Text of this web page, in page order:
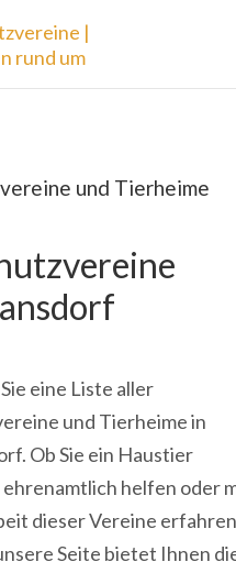
und Tierheime
eine Liste aller
und Tierheime in
Ob Sie ein Haustier
helfen oder
dieser Vereine erfahren
Seite bietet Ihnen